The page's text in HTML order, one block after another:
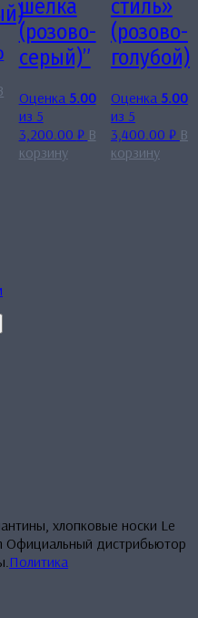
шёлка
(розово-
серый)”
Оценка 5.00
из 5
3,200.00 ₽ В
корзину
стиль»
(розово-
голубой)
Оценка 5.00
из 5
3,400.00 ₽ В
корзину
хлопковые носки Le
дистрибьютор
Политика